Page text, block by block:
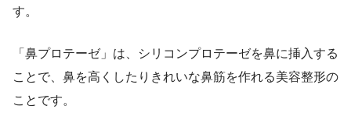
す。
「鼻プロテーゼ」は、シリコンプロテーゼを鼻に挿入する
ことで、鼻を高くしたりきれいな鼻筋を作れる美容整形の
ことです。